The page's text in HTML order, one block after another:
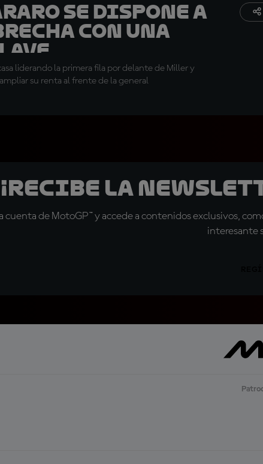
se dispone a
con una
liderando la primera fila por delante de Miller y
su renta al frente de la general
¡Recibe la
cuenta de MotoGP™ y accede a contenidos exclusivos,
interesante